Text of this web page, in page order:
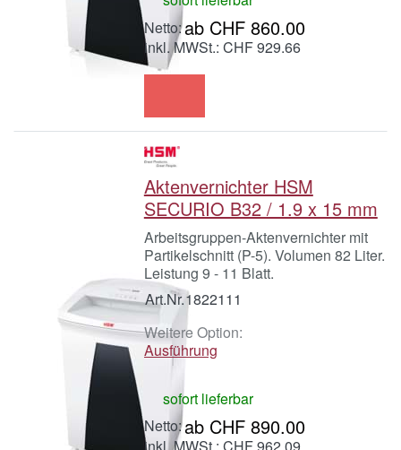
ab CHF 860.00
inkl. MWSt.: CHF 929.66
Aktenvernichter HSM
SECURIO B32 / 1.9 x 15 mm
Arbeitsgruppen-Aktenvernichter mit
Partikelschnitt (P-5). Volumen 82 Liter.
Leistung 9 - 11 Blatt.
Art.Nr.1822111
Weitere Option:
Ausführung
sofort lieferbar
ab CHF 890.00
inkl. MWSt.: CHF 962.09